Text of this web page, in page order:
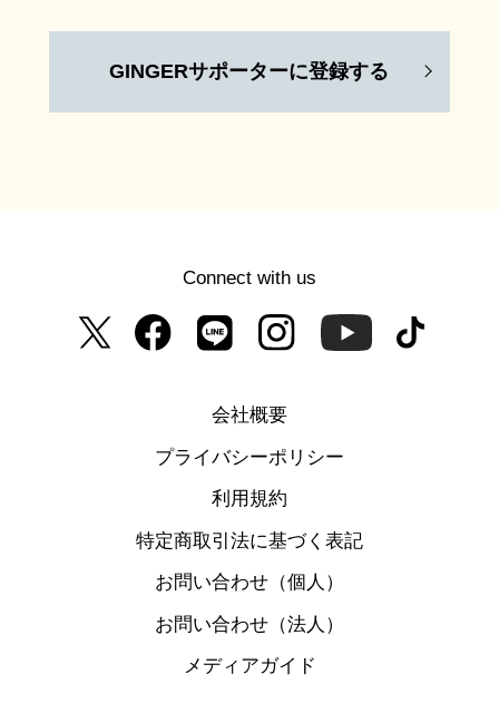
GINGERサポーターに登録する
Connect with us
会社概要
プライバシーポリシー
利用規約
特定商取引法に基づく表記
お問い合わせ（個人）
お問い合わせ（法人）
メディアガイド